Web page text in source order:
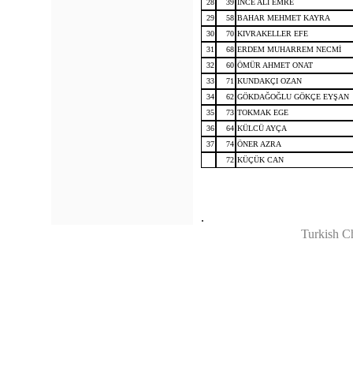
28
39 İNCE ALİ EMRE
29
58 BAHAR MEHMET KAYRA
30
70 KIVRAKELLER EFE
31
68 ERDEM MUHARREM NECMİ
32
60 ÖMÜR AHMET ONAT
33
71 KUNDAKÇI OZAN
34
62 GÖKDAĞOĞLU GÖKÇE EYŞAN
35
73 TOKMAK EGE
36
64 KÜLCÜ AYÇA
37
74 ÖNER AZRA
72 KÜÇÜK CAN
.
Turkish